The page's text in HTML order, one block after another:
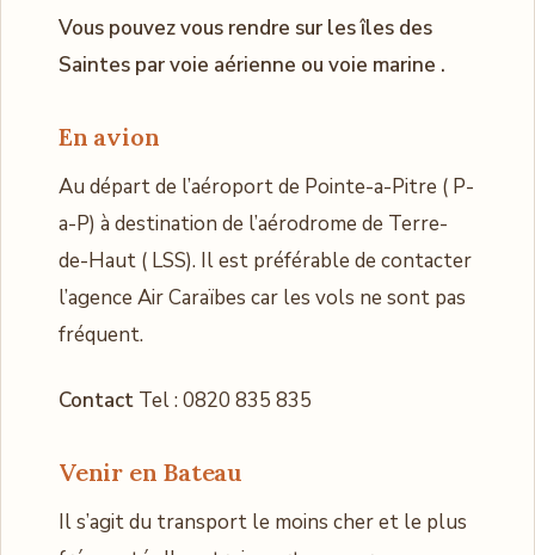
Vous pouvez vous rendre sur les îles des
Saintes par voie aérienne ou voie marine .
En avion
Au départ de l’aéroport de Pointe-a-Pitre ( P-
a-P) à destination de l’aérodrome de Terre-
de-Haut ( LSS). Il est préférable de contacter
l’agence Air Caraïbes car les vols ne sont pas
fréquent.
Contact Tel : 0820 835 835
Venir en Bateau
Il s’agit du transport le moins cher et le plus